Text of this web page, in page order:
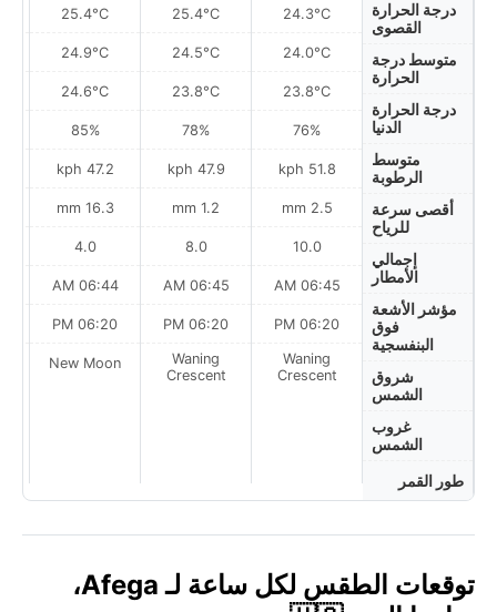
درجة الحرارة
القصوى
متوسط درجة
الحرارة
درجة الحرارة
الدنيا
متوسط
الرطوبة
أقصى سرعة
للرياح
إجمالي
الأمطار
مؤشر الأشعة
فوق
البنفسجية
شروق
الشمس
غروب
الشمس
طور القمر
24.3°C
24.0°C
23.8°C
76%
51.8 kph
2.5 mm
10.0
06:45 AM
06:20 PM
Waning
Crescent
25.4°C
24.5°C
23.8°C
78%
47.9 kph
1.2 mm
8.0
06:45 AM
06:20 PM
Waning
Crescent
25.4°C
24.9°C
24.6°C
85%
47.2 kph
16.3 mm
4.0
06:44 AM
06:20 PM
New Moon
توقعات الطقس لكل ساعة لـ Afega،